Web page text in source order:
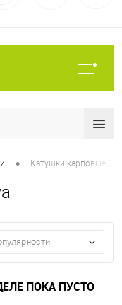
• Катушки карповые
ПОКА ПУСТО